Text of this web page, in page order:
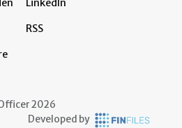
LinkedIn
RSS
2026
Developed by